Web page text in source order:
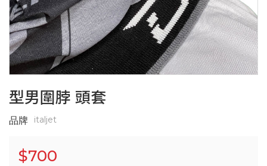
型男圍脖 頭套
品牌 italjet
$700